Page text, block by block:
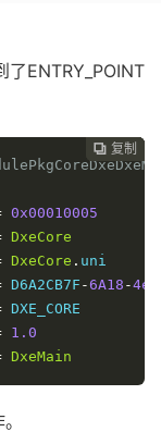
了ENTRY_POINT
 复制
 复制
 复制
 复制
 复制
0x00010005
DxeCore
DxeCore . uni
D6A2CB7F -6A18 -
DXE_CORE
1.0
DxeMain